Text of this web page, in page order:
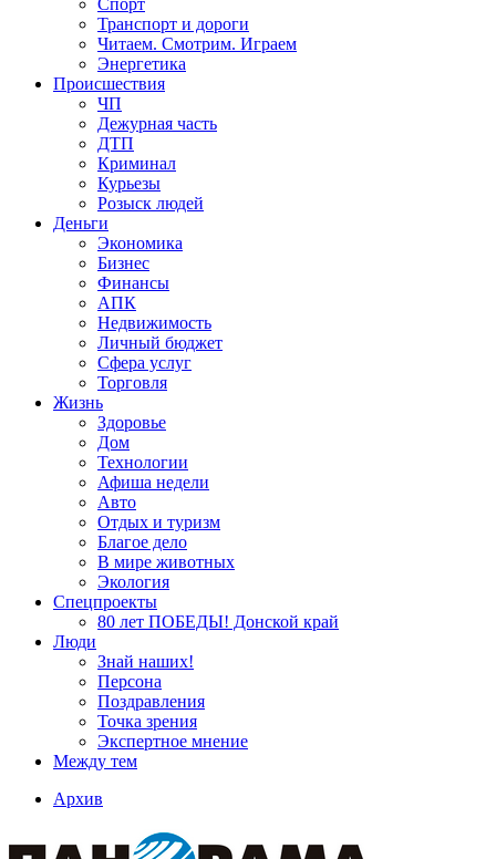
Спорт
Транспорт и дороги
Читаем. Смотрим. Играем
Энергетика
Происшествия
ЧП
Дежурная часть
ДТП
Криминал
Курьезы
Розыск людей
Деньги
Экономика
Бизнес
Финансы
АПК
Недвижимость
Личный бюджет
Сфера услуг
Торговля
Жизнь
Здоровье
Дом
Технологии
Афиша недели
Авто
Отдых и туризм
Благое дело
В мире животных
Экология
Спецпроекты
80 лет ПОБЕДЫ! Донской край
Люди
Знай наших!
Персона
Поздравления
Точка зрения
Экспертное мнение
Между тем
Архив